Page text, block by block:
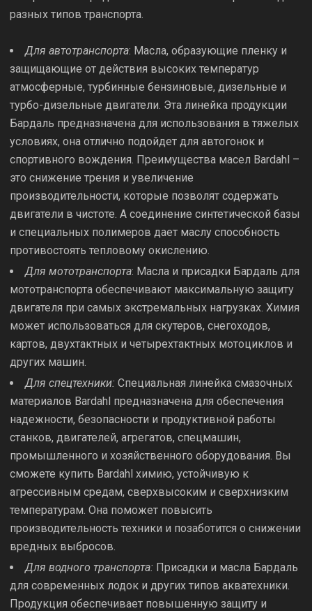
разных типов транспорта.
Для автотранспорта: Масла, образующие пленку и
защищающие от действия высоких температур
атмосферные, турбинные бензиновые, дизельные и
турбо-дизельные двигатели. Эта линейка продукции
Бардаль предназначена для использования в тяжелых
условиях, она отлично подойдет для автогонок и
спортивного вождения. Преимущества масел Bardahl –
это снижение трения и увеличение
производительности, которые позволят содержать
двигатели в чистоте. А соединение синтетической базы
и специальных полимеров дает маслу способность
противостоять тепловому окислению.
Для мототранспорта: Масла и присадки Бардаль для
мототранспорта обеспечивают максимальную защиту
двигателя при самых экстремальных нагрузках. Химия
может использоваться для скутеров, снегоходов,
картов, двухтактных и четырехтактных мотоциклов и
других машин.
Для спецтехники: Специальная линейка смазочных
материалов Bardahl предназначена для обеспечения
надежности, безопасности и продуктивной работы
станков, двигателей, агрегатов, спецмашин,
промышленного и хозяйственного оборудования. Вы
сможете купить Bardahl химию, устойчивую к
агрессивным средам, сверхвысоким и сверхнизким
температурам. Она поможет повысить
производительность техники и позаботится о снижении
вредных выбросов.
Для водного транспорта: Присадки и масла Бардаль
для современных лодок и других типов акватехники.
Продукция обеспечивает повышенную защиту и